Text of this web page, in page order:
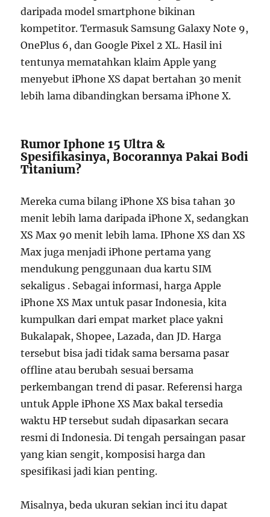
daripada model smartphone bikinan
kompetitor. Termasuk Samsung Galaxy Note 9,
OnePlus 6, dan Google Pixel 2 XL. Hasil ini
tentunya mematahkan klaim Apple yang
menyebut iPhone XS dapat bertahan 30 menit
lebih lama dibandingkan bersama iPhone X.
Rumor Iphone 15 Ultra &
Spesifikasinya, Bocorannya Pakai Bodi
Titanium?
Mereka cuma bilang iPhone XS bisa tahan 30
menit lebih lama daripada iPhone X, sedangkan
XS Max 90 menit lebih lama. IPhone XS dan XS
Max juga menjadi iPhone pertama yang
mendukung penggunaan dua kartu SIM
sekaligus . Sebagai informasi, harga Apple
iPhone XS Max untuk pasar Indonesia, kita
kumpulkan dari empat market place yakni
Bukalapak, Shopee, Lazada, dan JD. Harga
tersebut bisa jadi tidak sama bersama pasar
offline atau berubah sesuai bersama
perkembangan trend di pasar. Referensi harga
untuk Apple iPhone XS Max bakal tersedia
waktu HP tersebut sudah dipasarkan secara
resmi di Indonesia. Di tengah persaingan pasar
yang kian sengit, komposisi harga dan
spesifikasi jadi kian penting.
Misalnya, beda ukuran sekian inci itu dapat